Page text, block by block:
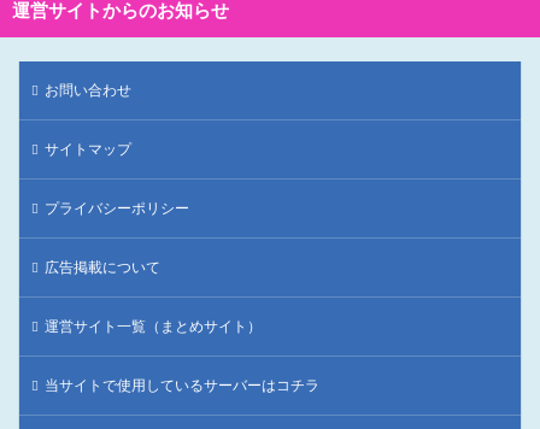
運営サイトからのお知らせ
お問い合わせ
サイトマップ
プライバシーポリシー
広告掲載について
運営サイト一覧（まとめサイト）
当サイトで使用しているサーバーはコチラ